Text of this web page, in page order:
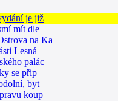
je již
mít dle
na Ka
Lesná
palác
se přip
byt
koup